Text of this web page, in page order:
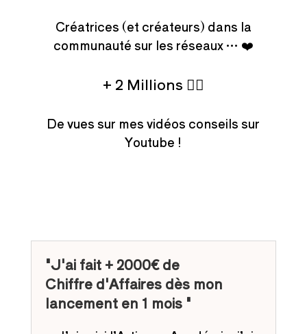
Créatrices (et créateurs) dans la
communauté sur les réseaux … ❤️
+ 2 Millions 👌🏻
De vues sur mes vidéos conseils sur
Youtube !
"J'ai fait + 2000€ de
Chiffre d'Affaires dès mon
lancement en 1 mois "